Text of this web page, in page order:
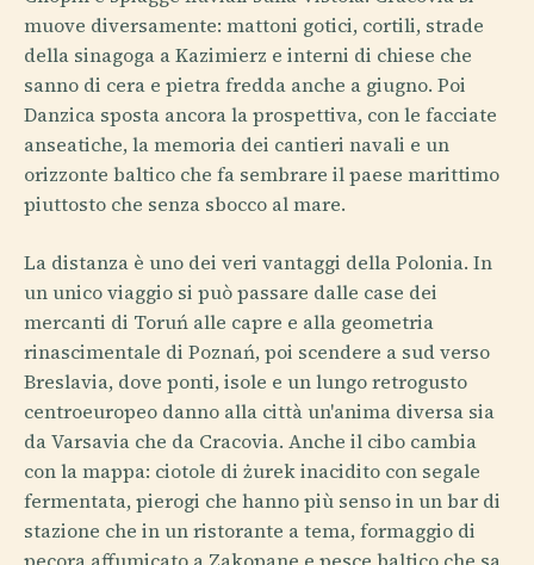
muove diversamente: mattoni gotici, cortili, strade
della sinagoga a Kazimierz e interni di chiese che
sanno di cera e pietra fredda anche a giugno. Poi
Danzica sposta ancora la prospettiva, con le facciate
anseatiche, la memoria dei cantieri navali e un
orizzonte baltico che fa sembrare il paese marittimo
piuttosto che senza sbocco al mare.
La distanza è uno dei veri vantaggi della Polonia. In
un unico viaggio si può passare dalle case dei
mercanti di Toruń alle capre e alla geometria
rinascimentale di Poznań, poi scendere a sud verso
Breslavia, dove ponti, isole e un lungo retrogusto
centroeuropeo danno alla città un'anima diversa sia
da Varsavia che da Cracovia. Anche il cibo cambia
con la mappa: ciotole di żurek inacidito con segale
fermentata, pierogi che hanno più senso in un bar di
stazione che in un ristorante a tema, formaggio di